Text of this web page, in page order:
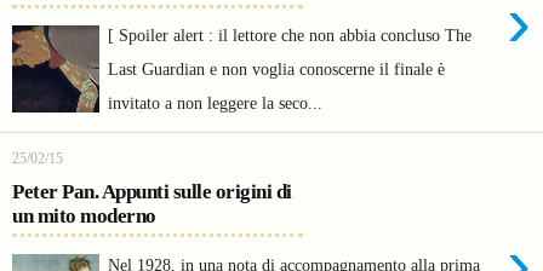
›
[ Spoiler alert : il lettore che non abbia concluso The
Last Guardian e non voglia conoscerne il finale è
invitato a non leggere la seco...
25/02/15
Peter Pan. Appunti sulle origini di
un mito moderno
Nel 1928, in una nota di accompagnamento alla prima